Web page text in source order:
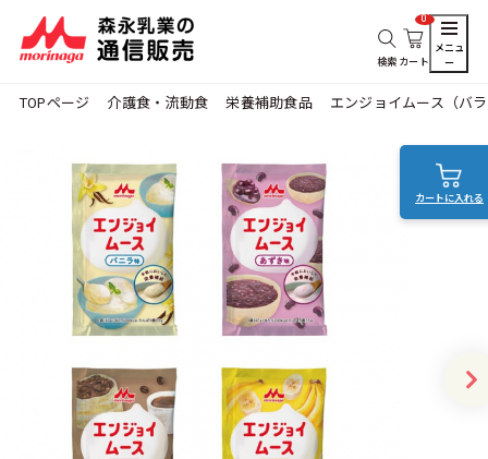
検索 カート
0
メニュ
ー
TOPページ 介護食・流動食 栄養補助食品 エンジョイムース（バ
カートに入れる